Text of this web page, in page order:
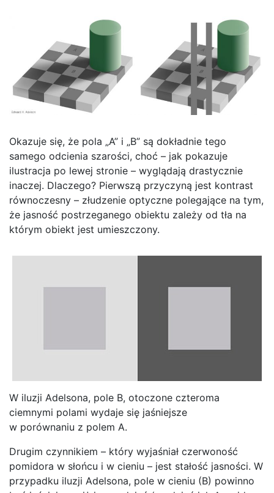
Okazuje się, że pola „A” i „B” są dokładnie tego
samego odcienia szarości, choć – jak pokazuje
ilustracja po lewej stronie – wyglądają drastycznie
inaczej. Dlaczego? Pierwszą przyczyną jest kontrast
równoczesny – złudzenie optyczne polegające na tym,
że jasność postrzeganego obiektu zależy od tła na
którym obiekt jest umieszczony.
W iluzji Adelsona, pole B, otoczone czteroma
ciemnymi polami wydaje się jaśniejsze
w porównaniu z polem A.
Drugim czynnikiem – który wyjaśniał czerwoność
pomidora w słońcu i w cieniu – jest stałość jasności. W
przypadku iluzji Adelsona, pole w cieniu (B) powinno